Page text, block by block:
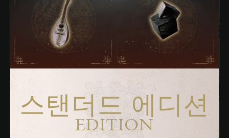
스탠더드 에디션
EDITION